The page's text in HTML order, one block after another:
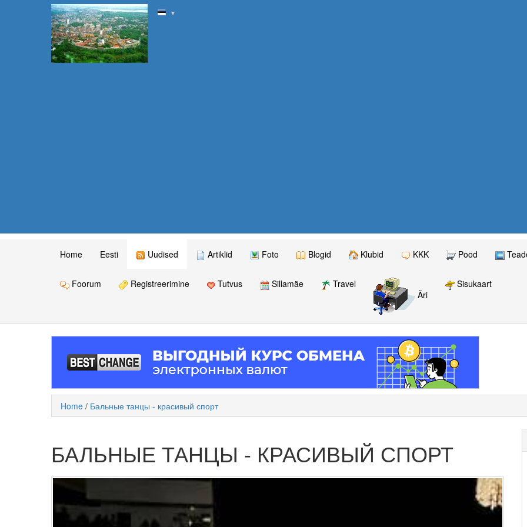
▼
Home Eesti Uudised Artiklid Foto Blogid Klubid KKK Pood
Foorum Registreerimine Tutvus Sillamäe
Travel
Äri
Sisukaart
Home / Бальные танцы - красивый спорт
БАЛЬНЫЕ ТАНЦЫ - КРАСИВЫЙ СПОРТ